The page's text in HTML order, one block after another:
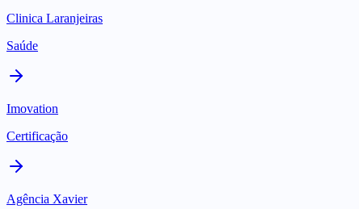
Clinica Laranjeiras
Saúde
Imovation
Certificação
Agência Xavier